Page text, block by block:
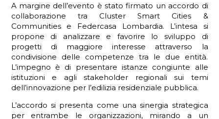
A margine dell’evento è stato firmato un accordo di
collaborazione tra Cluster Smart Cities &
Communities e Federcasa Lombardia. L’intesa si
propone di analizzare e favorire lo sviluppo di
progetti di maggiore interesse attraverso la
condivisione delle competenze tra le due entità.
L’impegno è di presentare istanze congiunte alle
istituzioni e agli stakeholder regionali sui temi
dell’innovazione per l’edilizia residenziale pubblica.
L’accordo si presenta come una sinergia strategica
per entrambe le organizzazioni, mirando a un